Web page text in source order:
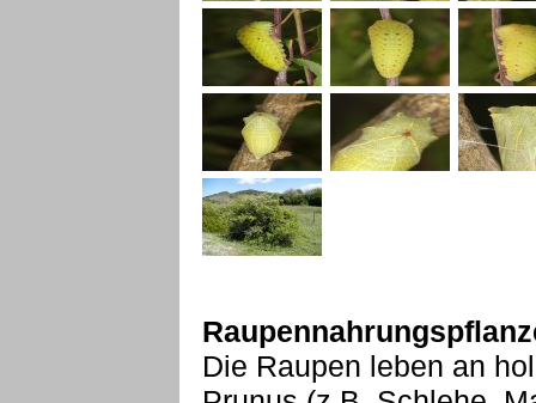
Die Raupen leben an